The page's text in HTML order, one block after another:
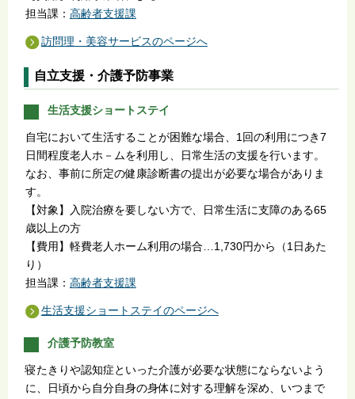
担当課： 高齢者支援課
訪問理・美容サービスのページへ
自立支援・介護予防事業
生活支援ショートステイ
自宅において生活することが困難な場合、1回の利用につき7
日間程度老人ホ－ムを利用し、日常生活の支援を行います。
なお、事前に所定の健康診断書の提出が必要な場合がありま
す。
【対象】入院治療を要しない方で、日常生活に支障のある65
歳以上の方
【費用】軽費老人ホーム利用の場合…1,730円から（1日あた
り）
担当課： 高齢者支援課
生活支援ショートステイのページへ
介護予防教室
寝たきりや認知症といった介護が必要な状態にならないよう
に、日頃から自分自身の身体に対する理解を深め、いつまで